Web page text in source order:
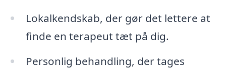
Lokalkendskab, der gør det lettere at
finde en terapeut tæt på dig.
Personlig behandling, der tages